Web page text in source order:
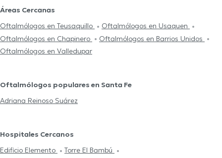
Áreas Cercanas
Oftalmólogos en Teusaquillo
Oftalmólogos en Usaquen
Oftalmólogos en Chapinero
Oftalmólogos en Barrios Unidos
Oftalmólogos en Valledupar
Oftalmólogos populares en Santa Fe
Adriana Reinoso Suárez
Hospitales Cercanos
Edificio Elemento
Torre El Bambú